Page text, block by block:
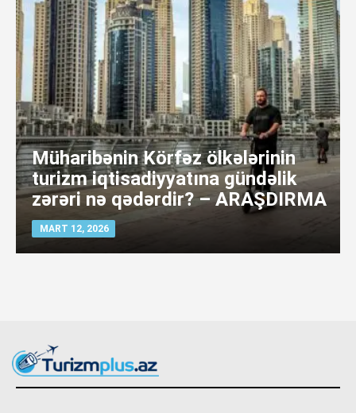
Müharibənin Körfəz ölkələrinin
turizm iqtisadiyyatına gündəlik
zərəri nə qədərdir? – ARAŞDIRMA
MART 12, 2026